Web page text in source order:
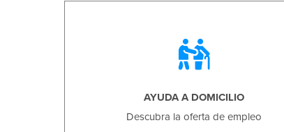
AYUDA A DOMICILIO
Descubra la oferta de empleo